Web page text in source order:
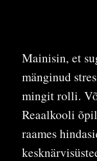
Mainisin, et
mänginud
mingit rolli.
Reaalkooli
raames